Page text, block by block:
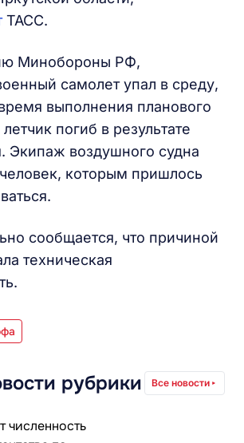
ТАСС.
Минобороны РФ,
самолет упал в среду,
выполнения планового
погиб в результате
Экипаж воздушного судна
которым пришлось
сообщается, что причиной
техническая
рубрики Все новости